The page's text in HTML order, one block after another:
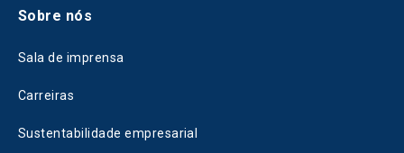
Sobre nós
Sala de imprensa
Carreiras
Sustentabilidade empresarial